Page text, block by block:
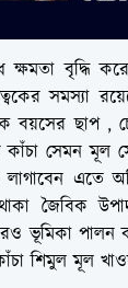
ক্ষমতা বৃদ্ধি
সমস্যা
বয়সের ছাপ ,
কাঁচা সেমন মূল
লাগাবেন এতে
জৈবিক
ভূমিকা
শিমুল মূল